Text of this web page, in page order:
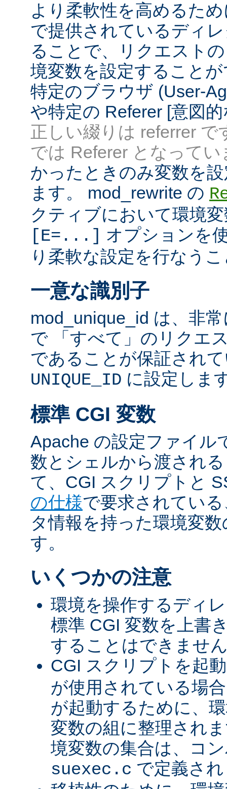
より柔軟性を高めるた
で提供されているディ
ることで、リクエスト
境変数を設定すること
特定のブラウザ (User-
や特定の Referer [意図
正しい綴りは referrer で
では Referer となってい
かったときのみ変数を
ます。 mod_rewrite の
クティブにおいて環境
[E=...] オプションを
り柔軟な設定を行なう
一意な識別子
mod_unique_id は、非
で 「すべて」のリクエ
であることが保証され
UNIQUE_ID に設定しま
標準 CGI 変数
Apache の設定ファイル
数とシェルから渡され
て、CGI スクリプトと
の仕様で要求されてい
タ情報を持った環境変
す。
いくつかの注意
環境を操作するディ
標準 CGI 変数を上書
することはできませ
CGI スクリプトを起
が使用されている場
が起動するために、
変数の組に整理され
境変数の集合は、コ
suexec.c で定義さ